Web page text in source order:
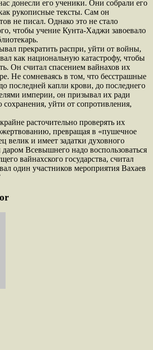
донесли его ученики. Они собрали его
рукописные тексты. Сам он
не писал. Однако это не стало
чтобы учение Кунта-Хаджи завоевало
прекратить распри, уйти от войны,
как национальную катастрофу, чтобы
Он считал спасением вайнахов их
Не сомневаясь в том, что бесстрашные
последней капли крови, до последнего
империи, он призывал их ради
сохранения, уйти от сопротивления,
расточительно проверять их
превращая в «пушечное
велик и имеет задатки духовного
даром Всевышнего надо воспользоваться
вайнахского государства, считал
один участников мероприятия Вахаев